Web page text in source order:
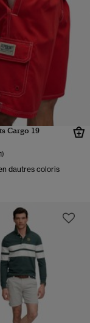
Cargo 19
dautres coloris